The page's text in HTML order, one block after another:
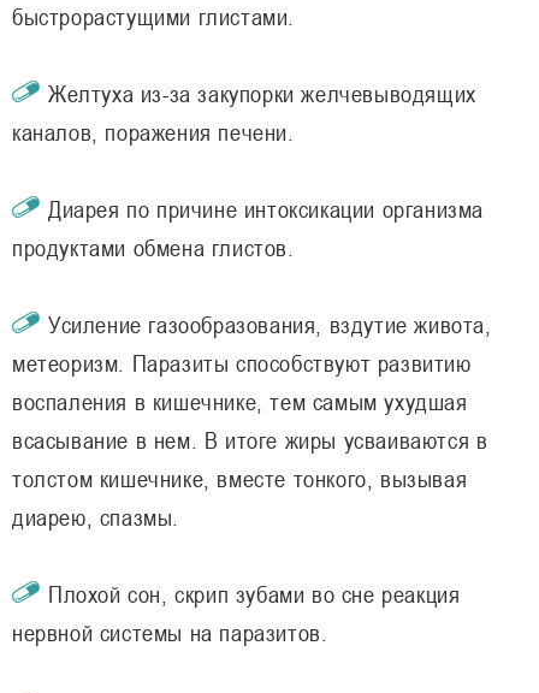
быстрорастущими глистами.
Желтуха из-за закупорки желчевыводящих
каналов, поражения печени.
Диарея по причине интоксикации организма
продуктами обмена глистов.
Усиление газообразования, вздутие живота,
метеоризм. Паразиты способствуют развитию
воспаления в кишечнике, тем самым ухудшая
всасывание в нем. В итоге жиры усваиваются в
толстом кишечнике, вместе тонкого, вызывая
диарею, спазмы.
Плохой сон, скрип зубами во сне реакция
нервной системы на паразитов.